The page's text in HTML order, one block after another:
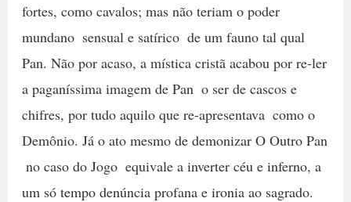
fortes, como cavalos; mas não teriam o poder
mundano  sensual e satírico  de um fauno tal qual
Pan. Não por acaso, a mística cristã acabou por re-ler
a paganíssima imagem de Pan  o ser de cascos e
chifres, por tudo aquilo que re-apresentava  como o
Demônio. Já o ato mesmo de demonizar O Outro Pan
 no caso do Jogo  equivale a inverter céu e inferno, a
um só tempo denúncia profana e ironia ao sagrado.